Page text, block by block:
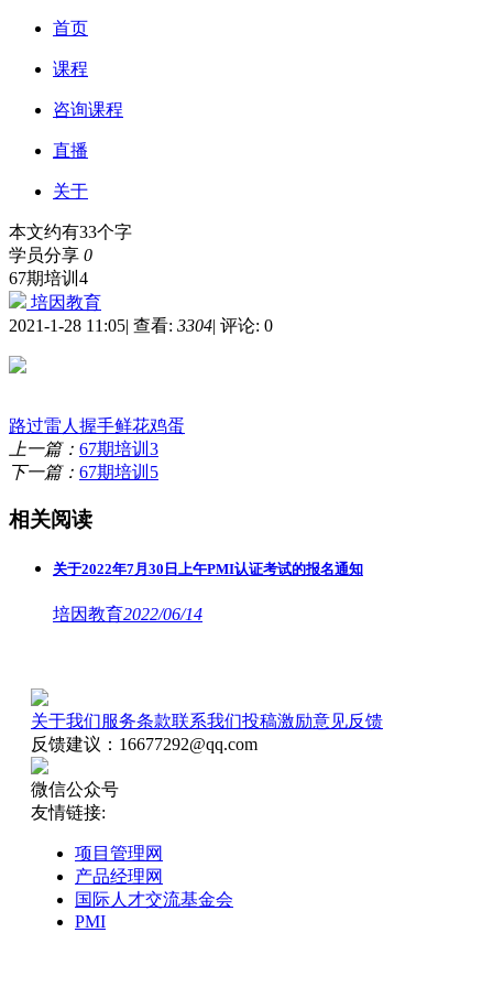
首页
课程
咨询课程
直播
关于
本文约有33个字
学员分享 0
67期培训4
培因教育
2021-1-28 11:05| 查看: 3304| 评论: 0
路过雷人 握手鲜花鸡蛋
上一篇： 67期培训3
下一篇： 67期培训5
相关阅读
关于2022年7月30日上午PMI认证考试的报名通知
培因教育2022/06/14
关于我们服务条款联系我们投稿激励意见反馈
反馈建议：16677292@qq.com
微信公众号
友情链接:
项目管理网
产品经理网
国际人才交流基金会
PMI